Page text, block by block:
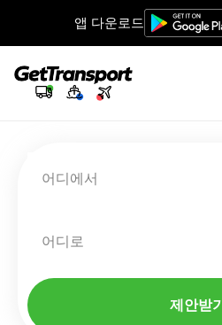
앱 다운로드
어디에서
어디로
제안받기